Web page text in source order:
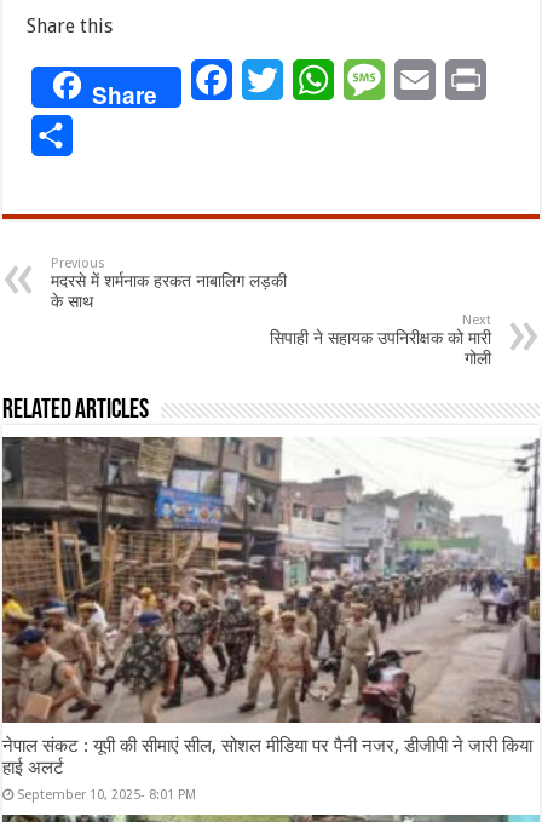
Share this
Share FacebookTwitterWhatsAppMessageEmail
Previous
मदरसे में शर्मनाक हरकत नाबालिग लड़की
के साथ
Next
सिपाही ने सहायक उपनिरीक्षक को मारी
गोली
Related Articles
नेपाल संकट : यूपी की सीमाएं सील, सोशल मीडिया पर पैनी नजर, डीजीपी ने जारी किया
हाई अलर्ट
September 10, 2025- 8:01 PM